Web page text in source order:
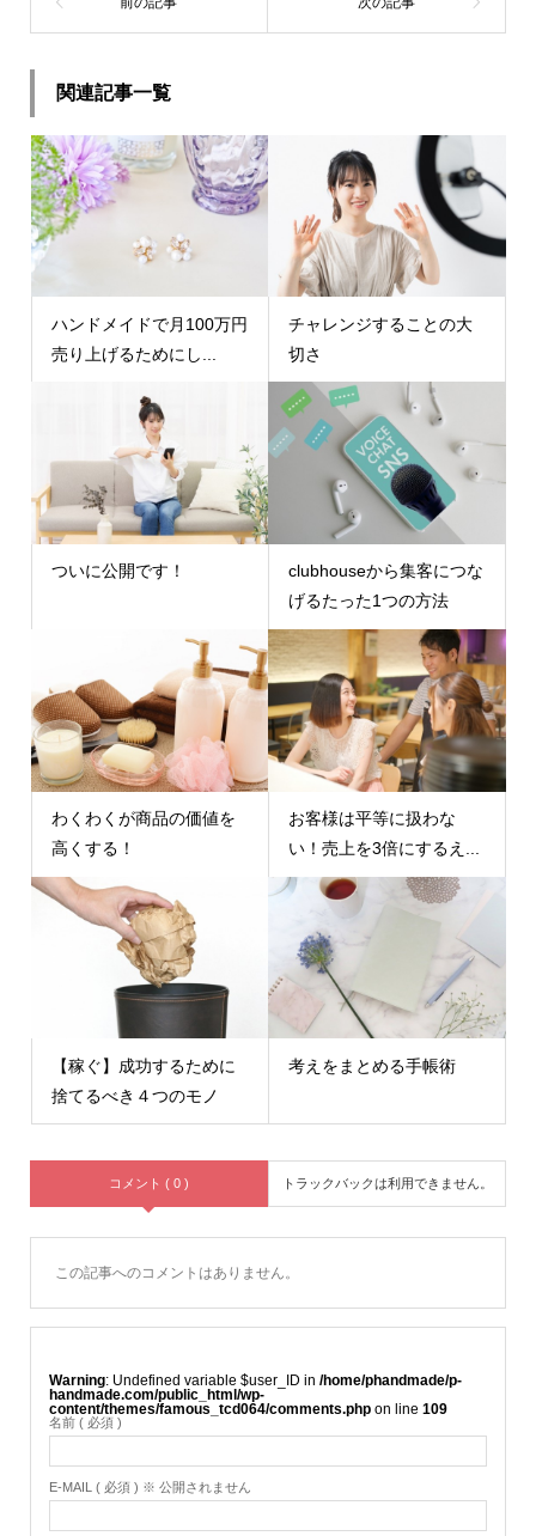
関連記事一覧
ハンドメイドで月100万円
売り上げるためにし...
チャレンジすることの大
切さ
ついに公開です！
clubhouseから集客につな
げるたった1つの方法
わくわくが商品の価値を
高くする！
お客様は平等に扱わな
い！売上を3倍にするえ...
【稼ぐ】成功するために
捨てるべき４つのモノ
考えをまとめる手帳術
コメント ( 0 ) トラックバックは利用できません。
この記事へのコメントはありません。
Warning : Undefined variable $user_ID in /home/phandmade/p-
handmade.com/public_html/wp-
content/themes/famous_tcd064/comments.phpon line 109
名前 ( 必須 )
E-MAIL ( 必須 ) ※ 公開されません